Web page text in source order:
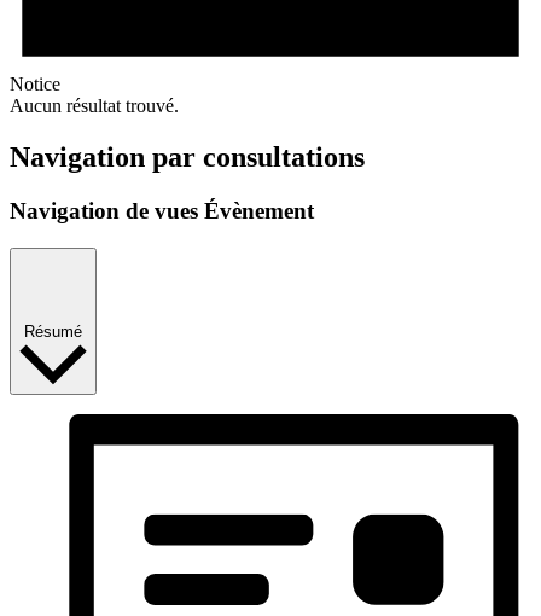
Notice
Aucun résultat trouvé.
Navigation par consultations
Navigation de vues Évènement
Résumé